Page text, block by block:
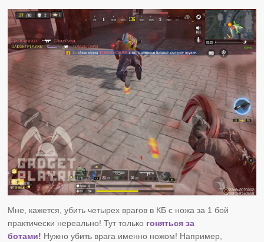
Мне, кажется, убить четырех врагов в КБ с ножа за 1 бой
практически нереально! Тут только гоняться за
ботами! Нужно убить врага именно ножом! Например,